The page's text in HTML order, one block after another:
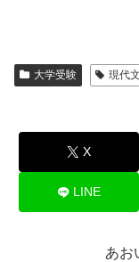
大学受験 現代文
X
LINE
あお